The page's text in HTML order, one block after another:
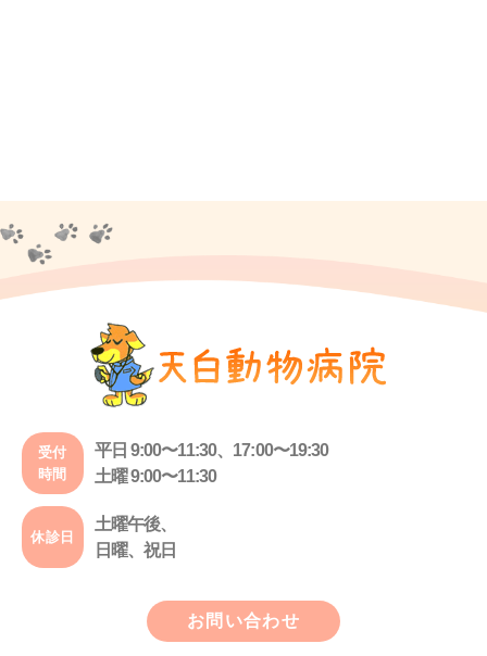
受付
時間
平日 9:00〜11:30、17:00〜19:30
土曜 9:00〜11:30
休診日
土曜午後、
日曜、祝日
お問い合わせ